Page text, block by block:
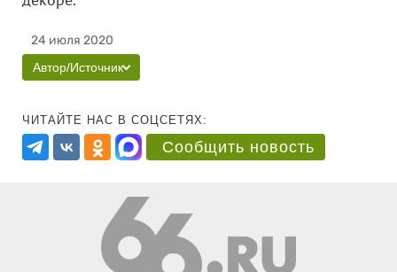
24 июля 2020
Автор/Источник
ЧИТАЙТЕ НАС В СОЦСЕТЯХ:
Сообщить новость